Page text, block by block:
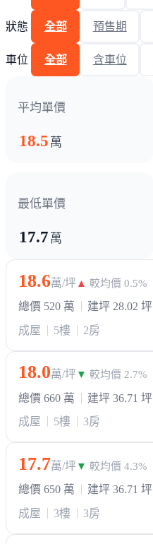
狀態 全部 預售期
車位 全部 含車位
平均單價
18.5 萬
最低單價
17.7 萬
18.6萬/坪▲ 較均價 0.5%
總價 520 萬
建坪 28.02 坪
成屋
5樓 2房
18.0萬/坪▼ 較均價 2.7%
總價 660 萬
建坪 36.71 坪
成屋
5樓 3房
17.7萬/坪▼ 較均價 4.3%
總價 650 萬
建坪 36.71 坪
成屋
3樓 3房